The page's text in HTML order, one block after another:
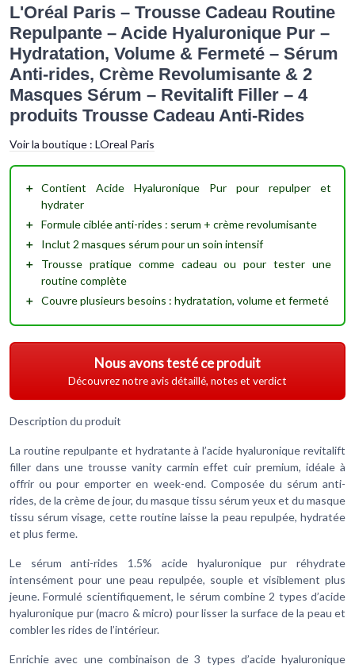
L'Oréal Paris – Trousse Cadeau Routine
Repulpante – Acide Hyaluronique Pur –
Hydratation, Volume & Fermeté – Sérum
Anti-rides, Crème Revolumisante & 2
Masques Sérum – Revitalift Filler – 4
produits Trousse Cadeau Anti-Rides
Voir la boutique : LOreal Paris
＋ Contient Acide Hyaluronique Pur pour repulper et
hydrater
＋ Formule ciblée anti-rides : serum + crème revolumisante
＋
Inclut 2 masques sérum pour un soin intensif
＋
Trousse pratique comme cadeau ou pour tester une
routine complète
＋ Couvre plusieurs besoins : hydratation, volume et fermeté
Nous avons testé ce produit
Découvrez notre avis détaillé, notes et verdict
Description du produit
La routine repulpante et hydratante à l’acide hyaluronique revitalift
filler dans une trousse vanity carmin effet cuir premium, idéale à
offrir ou pour emporter en week-end. Composée du sérum anti-
rides, de la crème de jour, du masque tissu sérum yeux et du masque
tissu sérum visage, cette routine laisse la peau repulpée, hydratée
et plus ferme.
Le sérum anti-rides 1.5% acide hyaluronique pur réhydrate
intensément pour une peau repulpée, souple et visiblement plus
jeune. Formulé scientifiquement, le sérum combine 2 types d’acide
hyaluronique pur (macro & micro) pour lisser la surface de la peau et
combler les rides de l’intérieur.
Enrichie avec une combinaison de 3 types d’acide hyaluronique